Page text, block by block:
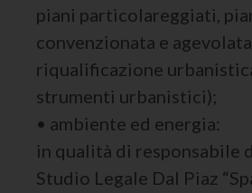
piani particolareggiati,
convenzionata e
riqualificazione
strumenti urbanistici);
• ambiente ed energia:
in qualità di responsabile
Studio Legale Dal Piaz